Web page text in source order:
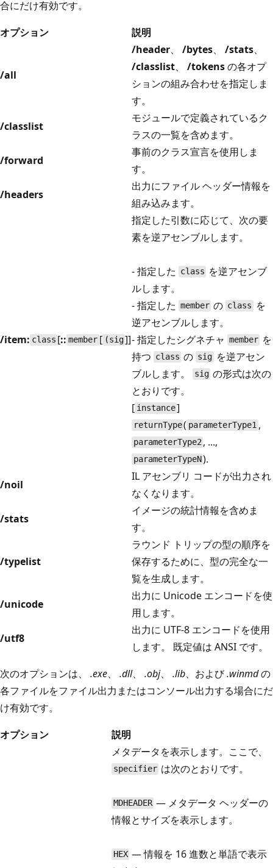
合にだけ有効です。
オプション
説明
/all
/header、 /bytes、 /stats、
/classlist、 /tokensの各オプ
ションの組み合わせを指定しま
す。
/classlist
モジュールで定義されているク
ラスの一覧を含めます。
/forward
事前のクラス宣言を使用しま
す。
/headers
出力にファイル ヘッダー情報を
組み込みます。
/item: class [:: member [ (sig]]
指定した引数に応じて、次の要
素を逆アセンブルします。
- 指定した class を逆アセンブ
ルします。
- 指定した member の class を
逆アセンブルします。
- 指定したシグネチャ member を
持つ class の sigを逆アセン
ブルします。
sig の形式は次の
とおりです。
[ instance]
returnType( parameterType1 ,
parameterType2 , ...,
parameterTypeN).
/noil
IL アセンブリ コードが出力され
なくなります。
/stats
イメージの統計情報を含めま
す。
/typelist
ラウンド トリップの型の順序を
保存するために、型の完全な一
覧を生成します。
/unicode
出力に Unicode エンコードを使
用します。
/utf8
出力に UTF-8 エンコードを使用
します。 既定値は ANSI です。
次のオプションは、 .exe、 .dll、 .obj、 .lib、および.winmdの
各ファイルをファイル出力またはコンソール出力する場合にだ
け有効です。
オプション
説明
メタデータを表示します。ここで、
specifier は次のとおりです。
MDHEADER — メタデータ ヘッダーの
情報とサイズを表示します。
HEX — 情報を 16 進数と単語で表示